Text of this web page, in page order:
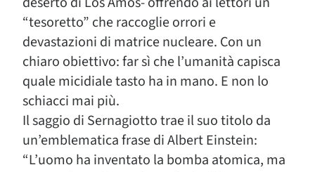
“tesoretto” che raccoglie orrori e
devastazioni di matrice nucleare. Con un
chiaro obiettivo: far sì che l’umanità capisca
quale micidiale tasto ha in mano. E non lo
schiacci mai più.
Il saggio di Sernagiotto trae il suo titolo da
un’emblematica frase di Albert Einstein:
“L’uomo ha inventato la bomba atomica, ma